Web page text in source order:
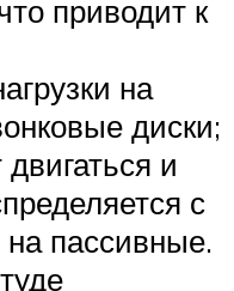
приводит к
на
диски;
и
с
пассивные.